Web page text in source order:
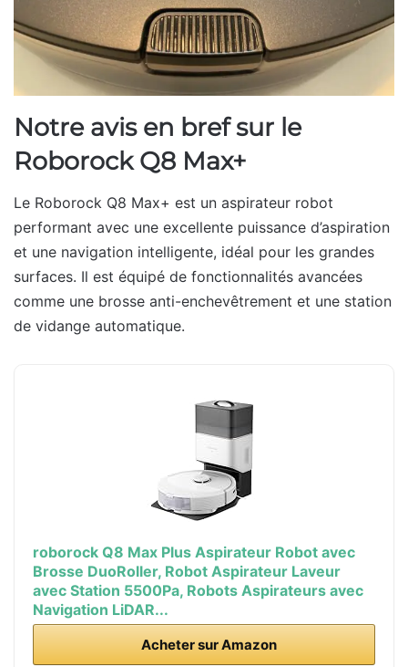
Notre avis en bref sur le
Roborock Q8 Max+
Le Roborock Q8 Max+ est un aspirateur robot
performant avec une excellente puissance d’aspiration
et une navigation intelligente, idéal pour les grandes
surfaces. Il est équipé de fonctionnalités avancées
comme une brosse anti-enchevêtrement et une station
de vidange automatique.
roborock Q8 Max Plus Aspirateur Robot avec
Brosse DuoRoller, Robot Aspirateur Laveur
avec Station 5500Pa, Robots Aspirateurs avec
Navigation LiDAR...
Acheter sur Amazon